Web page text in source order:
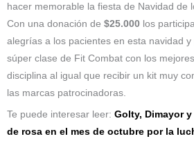
hacer memorable la fiesta de Navidad de
Con una donación de $25.000 los
alegrías a los pacientes en esta navidad
súper clase de Fit Combat con los
disciplina al igual que recibir un kit muy
las marcas patrocinadoras.
Te puede interesar leer: Golty, Dimayor
de rosa en el mes de octubre por la